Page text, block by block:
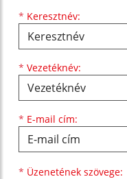
* Keresztnév:
Keresztnév
* Vezetéknév:
Vezetéknév
* E-mail cím:
E-mail cím
* Üzenetének szövege: